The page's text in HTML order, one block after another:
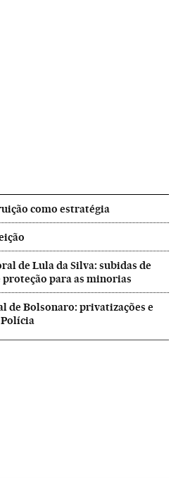
como estratégia
de Lula da Silva: subidas de
para as minorias
de Bolsonaro: privatizações e